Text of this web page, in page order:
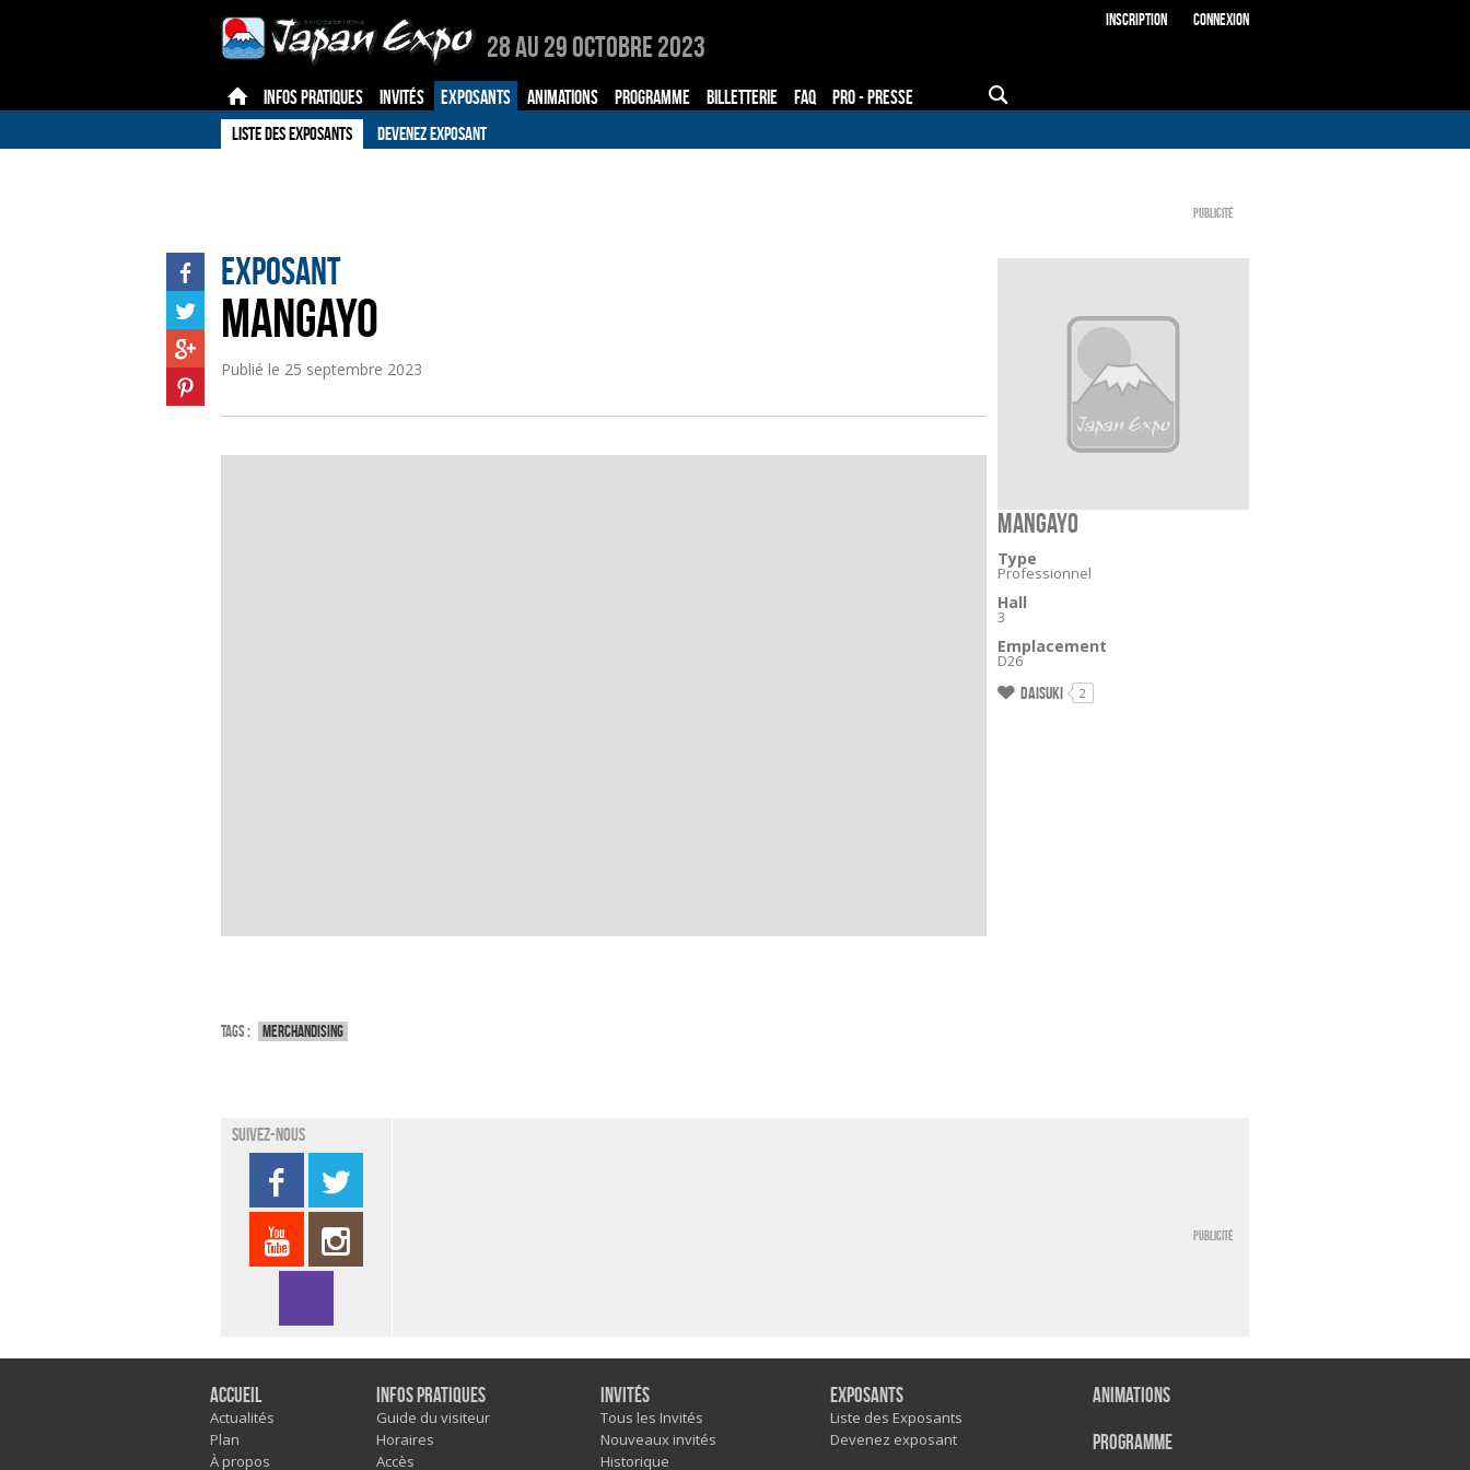
28 au 29 Octobre 2023
Inscription Connexion
INFOS PRATIQUES INVITÉS EXPOSANTS ANIMATIONS PROGRAMME BILLETTERIE FAQ PRO - PRESSE
LISTE DES EXPOSANTS DEVENEZ EXPOSANT
Publicité
Exposant
MANGAYO
Publié le 25 septembre 2023
Tags : Merchandising
MANGAYO
Type
Professionnel
Hall
3
Emplacement
D26
Daisuki 2
Suivez-nous
Publicité
Accueil
Actualités
Plan
À propos
Infos pratiques
Guide du visiteur
Horaires
Accès
Invités
Tous les Invités
Nouveaux invités
Historique
Exposants
Liste des Exposants
Devenez exposant
Animations
Programme